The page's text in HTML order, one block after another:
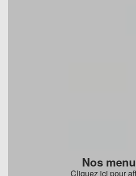
Nos
Cliquez ici pour